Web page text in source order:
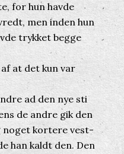
for hun havde
men inden hun
trykket begge
at det kun var
ad den nye sti
de andre gik den
noget kortere vest-
han kaldt den. Den